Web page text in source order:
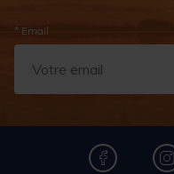
* Email